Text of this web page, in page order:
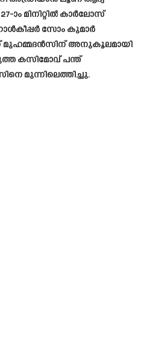
ാം മിനിറ്റില്‍ കാര്‍ലോസ്
സോം കുമാര്‍
മുഹമ്മദന്‍സിന് അനുകൂലമായി
കസിമോവ് പന്ത്
മുന്നിലെത്തിച്ചു.